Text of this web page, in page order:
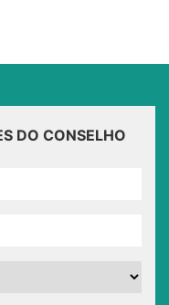
DO CONSELHO